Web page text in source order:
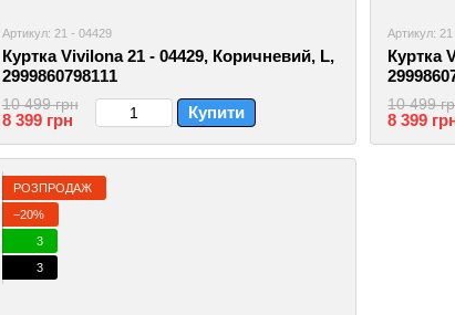
Артикул: 21 - 04429
Куртка Vivilona 21 - 04429, Коричневий, L,
2999860798111
10 499 грн
8 399 грн Купити
Артикул:
Куртка
10 499
8 399
РОЗПРОДАЖ
−20%
3
3